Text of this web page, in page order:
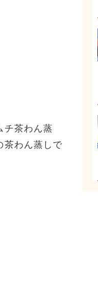
チ茶わん蒸
茶わん蒸しで